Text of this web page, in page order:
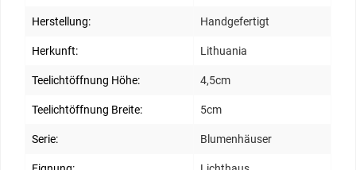
Herstellung: Handgefertigt
Herkunft: Lithuania
Teelichtöffnung Höhe: 4,5cm
Teelichtöffnung Breite: 5cm
Serie: Blumenhäuser